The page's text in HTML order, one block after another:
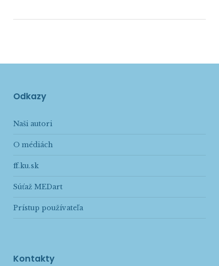
Odkazy
Naši autori
O médiách
ff.ku.sk
Súťaž MEDart
Prístup používateľa
Kontakty